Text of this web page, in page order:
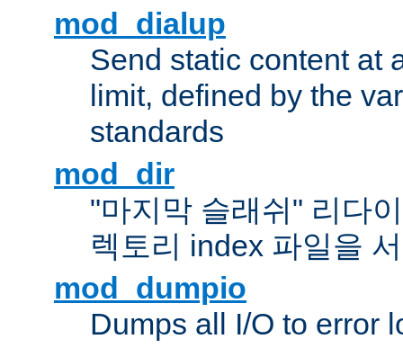
mod_dialup
Send static content at
limit, defined by the
standards
mod_dir
"마지막 슬래쉬" 리다
렉토리 index 파일을
mod_dumpio
Dumps all I/O to error